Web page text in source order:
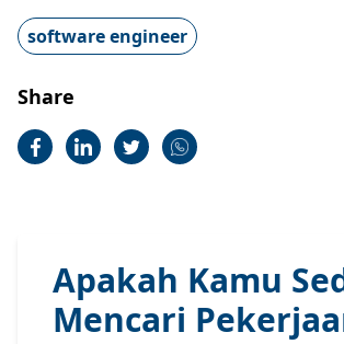
software engineer
Share
Apakah Kamu
Mencari